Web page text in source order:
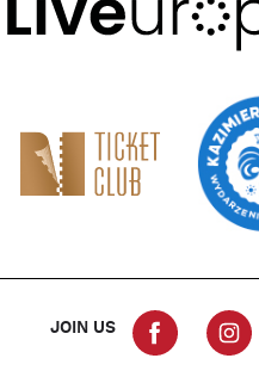
JOIN US